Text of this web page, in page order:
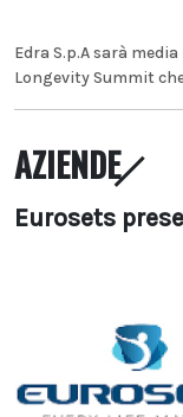
Edra S.p.A sarà
Longevity Summit
AZIENDE
Eurosets